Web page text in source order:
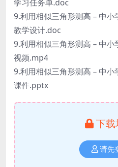
学习任务单.doc
9.利用相似三角形测高 – 中
教学设计.doc
9.利用相似三角形测高 – 中
视频.mp4
9.利用相似三角形测高 – 中
课件.pptx
下载
请先